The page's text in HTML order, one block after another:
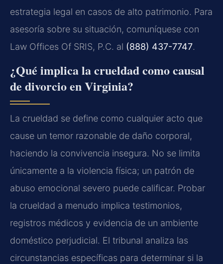
estrategia legal en casos de alto patrimonio. Para
asesoría sobre su situación, comuníquese con
Law Offices Of SRIS, P.C. al (888) 437-7747.
¿Qué implica la crueldad como causal
de divorcio en Virginia?
La crueldad se define como cualquier acto que
cause un temor razonable de daño corporal,
haciendo la convivencia insegura. No se limita
únicamente a la violencia física; un patrón de
abuso emocional severo puede calificar. Probar
la crueldad a menudo implica testimonios,
registros médicos y evidencia de un ambiente
doméstico perjudicial. El tribunal analiza las
circunstancias específicas para determinar si la